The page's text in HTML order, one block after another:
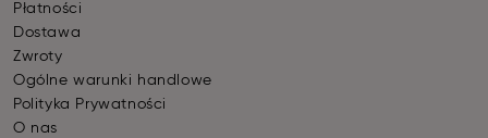
Płatności
Dostawa
Zwroty
Ogólne warunki handlowe
Polityka Prywatności
O nas